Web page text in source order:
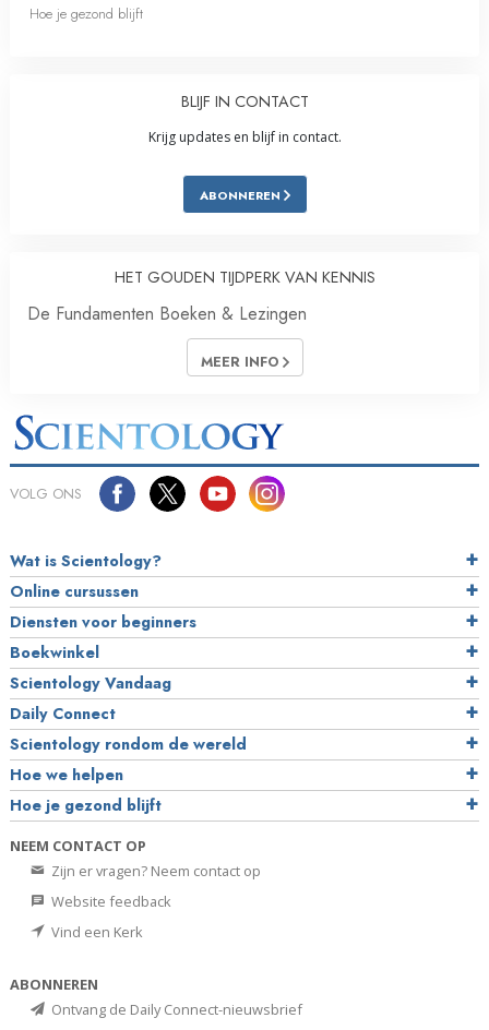
Hoe je gezond blijft
BLIJF IN CONTACT
Krijg updates en blijf in contact.
ABONNEREN
HET GOUDEN TIJDPERK VAN KENNIS
De Fundamenten Boeken & Lezingen
MEER INFO
VOLG ONS
Wat is Scientology?
Online cursussen
Diensten voor beginners
Boekwinkel
Scientology Vandaag
Daily Connect
Scientology rondom de wereld
Hoe we helpen
Hoe je gezond blijft
NEEM CONTACT OP
Zijn er vragen? Neem contact op
Website feedback
Vind een Kerk
ABONNEREN
Ontvang de Daily Connect-nieuwsbrief